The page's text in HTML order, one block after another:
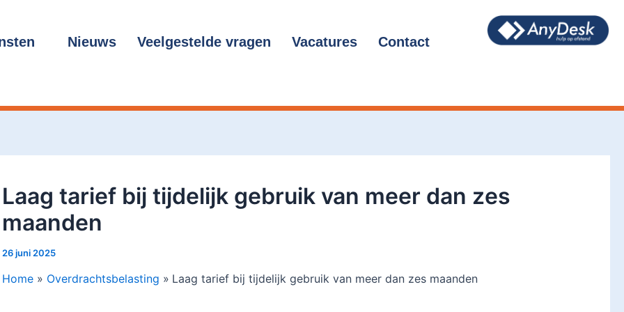
Nieuws Veelgestelde vragen Vacatures Contact
Laag tarief bij tijdelijk gebruik van meer dan zes
maanden
26 juni 2025
Home Overdrachtsbelasting Laag tarief bij tijdelijk gebruik van meer dan zes maanden